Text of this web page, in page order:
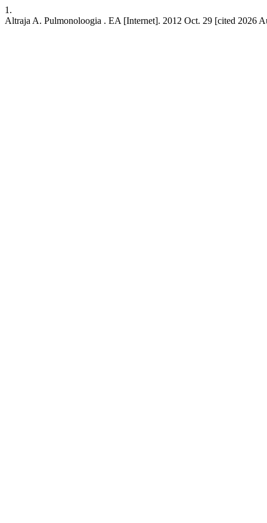
1.
Altraja A. Pulmonoloogia . EA [Internet]. 2012 Oct. 29 [cited 2026